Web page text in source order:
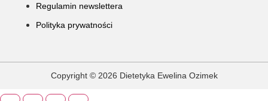
Regulamin newslettera
Polityka prywatności
Copyright © 2026 Dietetyka Ewelina Ozimek